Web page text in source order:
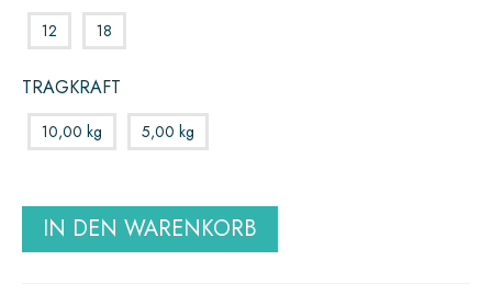
12 18
TRAGKRAFT
10,00 kg 5,00 kg
IN DEN WARENKORB